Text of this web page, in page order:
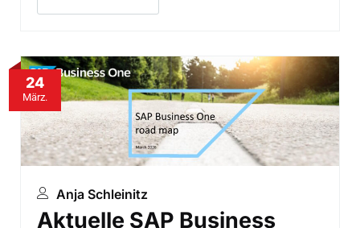
24
März.
Anja Schleinitz
Aktuelle SAP Business